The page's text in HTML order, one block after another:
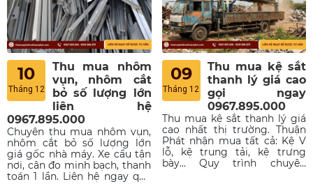
10
Tháng 12
Thu mua nhôm
vụn, nhôm cắt
bỏ số lượng lớn
liên hệ
0967.895.000
Chuyên thu mua nhôm vụn,
nhôm cắt bỏ số lượng lớn
giá gốc nhà máy. Xe cẩu tận
nơi, cân đo minh bạch, thanh
toán 1 lần. Liên hệ ngay qua
09
Tháng 12
Thu mua kệ sắt
thanh lý giá cao
gọi ngay
0967.895.000
Thu mua kệ sắt thanh lý giá
cao nhất thị trường. Thuận
Phát nhận mua tất cả: Kệ V
lỗ, kệ trung tải, kệ trưng
bày... Quy trình chuyên